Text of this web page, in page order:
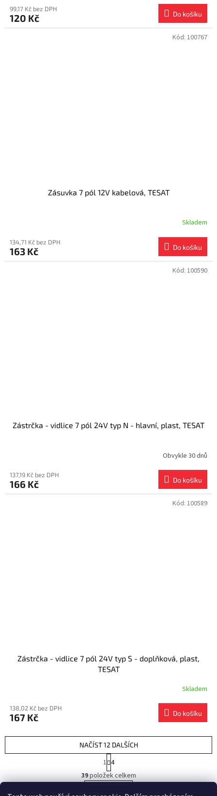
99,17 Kč bez DPH
120 Kč Do košíku
Zásuvka 7 pól 12V kabelová, TESAT
Skladem
134,71 Kč bez DPH
163 Kč Do košíku
Kód: 100767
Zástrčka - vidlice 7 pól 24V typ N - hlavní, plast, TESAT
Obvykle 30 dnů
137,19 Kč bez DPH
166 Kč Do košíku
Kód: 100590
Zástrčka - vidlice 7 pól 24V typ S - doplňková, plast,
TESAT
Skladem
138,02 Kč bez DPH
167 Kč Do košíku
Kód: 100589
O
v
NAČÍST 12 DALŠÍCH
S
t
r
á
1 4
39položek celkem